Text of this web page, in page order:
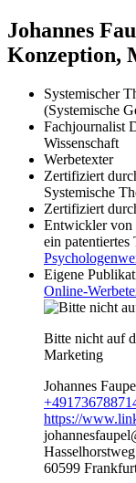
Johannes
Konzeption,
Systemischer
(Systemische
Fachjournalist
Wissenschaft
Werbetexter
Zertifiziert
Systemische
Zertifiziert
Entwickler von
ein
Eigene
Online-
Bitte nicht auf
Marketing
Johannes
https://
60599